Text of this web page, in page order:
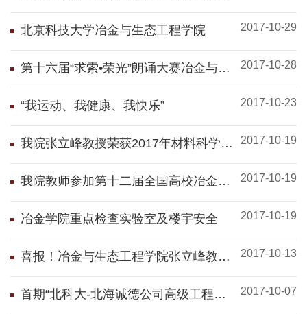
会学习十九大精神
北京科技大学冶金与生态工程学院 2017-10-29
第十六届“求索•荣光”朗诵大赛冶金与生
态工程学院分站赛圆满落幕
2017-10-28
“我运动、我健康、我快乐” 2017-10-23
我院张立峰教授荣获2017年材料科学技
术大会Richard J.Fruehan奖
2017-10-19
我院教师参加第十二届全国高校冶金院
长论坛
2017-10-19
冶金学院重点检查实验室及楼宇安全 2017-10-19
喜报！冶金与生态工程学院张立峰教授
获评国家杰出青年科学基金
2017-10-13
首期“北科大-北海诚德公司高级工程师
2017-10-07